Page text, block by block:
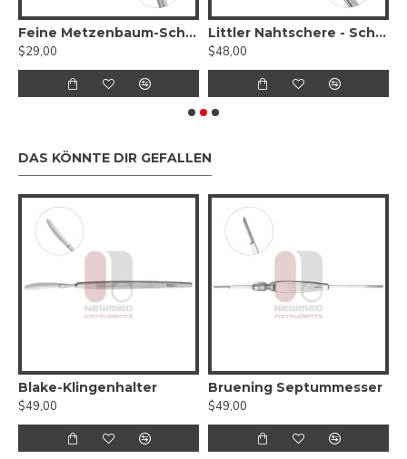
Feine Metzenbaum-Schere, gebogen, gezahnt (Wolframkarbid)
$29,00
Littler Nahtschere - Schere für die plastische Chirurgie
$48,00
DAS KÖNNTE DIR GEFALLEN
Blake-Klingenhalter
$49,00
Bruening Septummesser
$49,00